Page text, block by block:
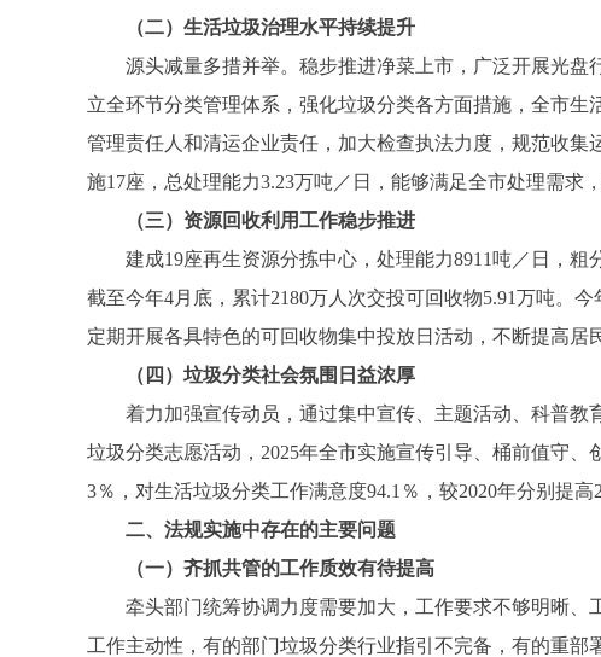
（二）生活垃圾治理水平持续提升
源头减量多措并举。稳步推进净菜上市，广泛开展光盘
立全环节分类管理体系，强化垃圾分类各方面措施，全市生
管理责任人和清运企业责任，加大检查执法力度，规范收
施17座，总处理能力3.23万吨／日，能够满足全市处理需求
（三）资源回收利用工作稳步推进
建成19座再生资源分拣中心，处理能力8911吨／日，粗
截至今年4月底，累计2180万人次交投可回收物5.91万吨。
定期开展各具特色的可回收物集中投放日活动，不断提高居
（四）垃圾分类社会氛围日益浓厚
着力加强宣传动员，通过集中宣传、主题活动、科普教
垃圾分类志愿活动，2025年全市实施宣传引导、桶前值守
3％，对生活垃圾分类工作满意度94.1％，较2020年分别提
二、法规实施中存在的主要问题
（一）齐抓共管的工作质效有待提高
牵头部门统筹协调力度需要加大，工作要求不够明晰、
工作主动性，有的部门垃圾分类行业指引不完备，有的重